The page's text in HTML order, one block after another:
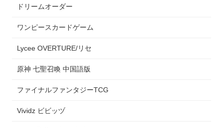
ドリームオーダー
ワンピースカードゲーム
Lycee OVERTURE/リセ
原神 七聖召喚 中国語版
ファイナルファンタジーTCG
Vividz ビビッヅ